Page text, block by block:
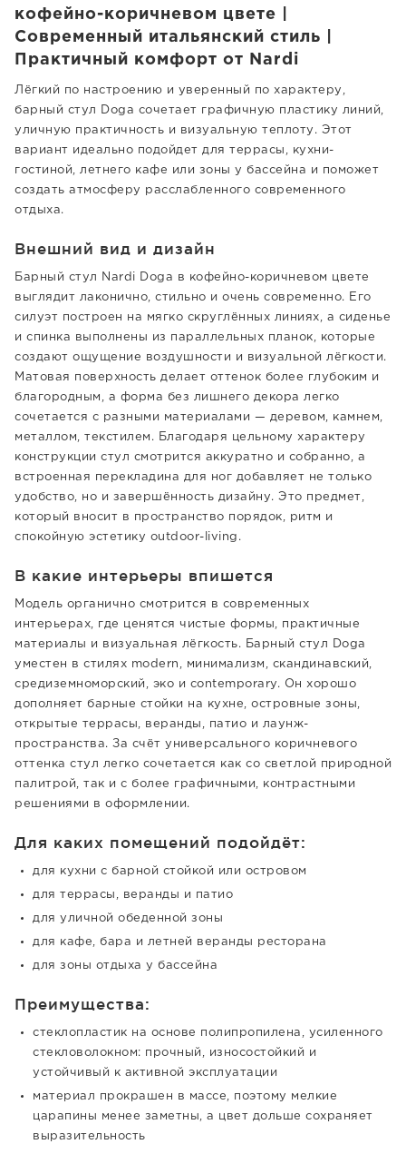
кофейно-коричневом цвете |
Современный итальянский стиль |
Практичный комфорт от Nardi
Лёгкий по настроению и уверенный по характеру,
барный стул Doga сочетает графичную пластику линий,
уличную практичность и визуальную теплоту. Этот
вариант идеально подойдет для террасы, кухни-
гостиной, летнего кафе или зоны у бассейна и поможет
создать атмосферу расслабленного современного
отдыха.
Внешний вид и дизайн
Барный стул Nardi Doga в кофейно-коричневом цвете
выглядит лаконично, стильно и очень современно. Его
силуэт построен на мягко скруглённых линиях, а сиденье
и спинка выполнены из параллельных планок, которые
создают ощущение воздушности и визуальной лёгкости.
Матовая поверхность делает оттенок более глубоким и
благородным, а форма без лишнего декора легко
сочетается с разными материалами — деревом, камнем,
металлом, текстилем. Благодаря цельному характеру
конструкции стул смотрится аккуратно и собранно, а
встроенная перекладина для ног добавляет не только
удобство, но и завершённость дизайну. Это предмет,
который вносит в пространство порядок, ритм и
спокойную эстетику outdoor-living.
В какие интерьеры впишется
Модель органично смотрится в современных
интерьерах, где ценятся чистые формы, практичные
материалы и визуальная лёгкость. Барный стул Doga
уместен в стилях modern, минимализм, скандинавский,
средиземноморский, эко и contemporary. Он хорошо
дополняет барные стойки на кухне, островные зоны,
открытые террасы, веранды, патио и лаунж-
пространства. За счёт универсального коричневого
оттенка стул легко сочетается как со светлой природной
палитрой, так и с более графичными, контрастными
решениями в оформлении.
Для каких помещений подойдёт:
для кухни с барной стойкой или островом
для террасы, веранды и патио
для уличной обеденной зоны
для кафе, бара и летней веранды ресторана
для зоны отдыха у бассейна
Преимущества:
стеклопластик на основе полипропилена, усиленного
стекловолокном: прочный, износостойкий и
устойчивый к активной эксплуатации
материал прокрашен в массе, поэтому мелкие
царапины менее заметны, а цвет дольше сохраняет
выразительность